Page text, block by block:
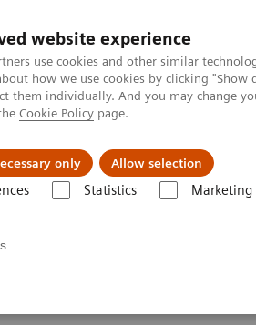
website experience
use cookies and other similar
how we use cookies by clicking
them individually. And you may change
Cookie Policy page.
only Allow selection
Statistics Marketing
Zákaznický servis